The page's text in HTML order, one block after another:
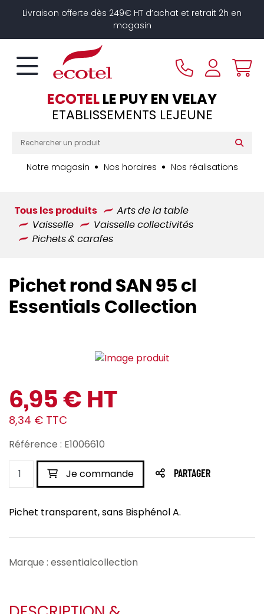
Livraison offerte dès 249€ HT d’achat et retrait 2h en
magasin
ECOTELLE PUY EN VELAY
ETABLISSEMENTS LEJEUNE
Notre magasin Nos horaires Nos réalisations
Tous les produits
Arts de la table
Vaisselle
Vaisselle collectivités
Pichets & carafes
Pichet rond SAN 95 cl
Essentials Collection
6,95 € HT
8,34 € TTC
Référence : E1006610
Je commande PARTAGER
Pichet transparent, sans Bisphénol A.
Marque : essentialcollection
Panneau de gestion des cookies